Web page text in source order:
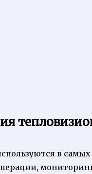
в